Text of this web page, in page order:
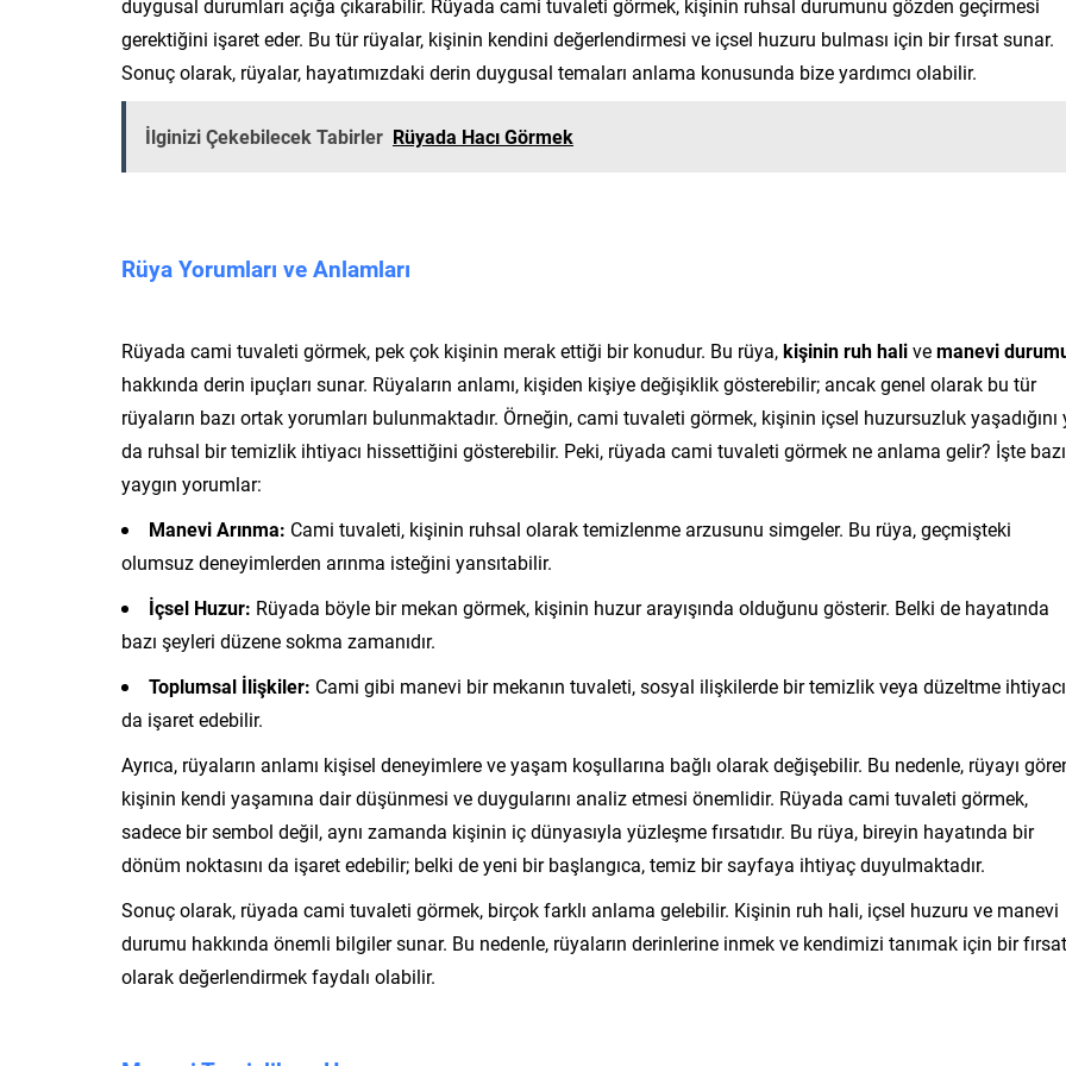
gerektiğini işaret eder. Bu tür rüyalar, kişinin kendini değerlendirmesi ve içsel huzuru bulması için bir fırsat sunar.
Sonuç olarak, rüyalar, hayatımızdaki derin duygusal temaları anlama konusunda bize yardımcı olabilir.
İlginizi Çekebilecek Tabirler Rüyada Hacı Görmek
Rüya Yorumları ve Anlamları
Rüyada cami tuvaleti görmek, pek çok kişinin merak ettiği bir konudur. Bu rüya,kişinin ruh halivemanevi
hakkında derin ipuçları sunar. Rüyaların anlamı, kişiden kişiye değişiklik gösterebilir; ancak genel olarak bu tür
rüyaların bazı ortak yorumları bulunmaktadır. Örneğin, cami tuvaleti görmek, kişinin içsel huzursuzluk yaşadığını
da ruhsal bir temizlik ihtiyacı hissettiğini gösterebilir. Peki, rüyada cami tuvaleti görmek ne anlama gelir? İşte bazı
yaygın yorumlar:
Manevi Arınma: Cami tuvaleti, kişinin ruhsal olarak temizlenme arzusunu simgeler. Bu rüya, geçmişteki
olumsuz deneyimlerden arınma isteğini yansıtabilir.
İçsel Huzur: Rüyada böyle bir mekan görmek, kişinin huzur arayışında olduğunu gösterir. Belki de hayatında
bazı şeyleri düzene sokma zamanıdır.
Toplumsal İlişkiler: Cami gibi manevi bir mekanın tuvaleti, sosyal ilişkilerde bir temizlik veya düzeltme
da işaret edebilir.
Ayrıca, rüyaların anlamı kişisel deneyimlere ve yaşam koşullarına bağlı olarak değişebilir. Bu nedenle, rüyayı
kişinin kendi yaşamına dair düşünmesi ve duygularını analiz etmesi önemlidir. Rüyada cami tuvaleti görmek,
sadece bir sembol değil, aynı zamanda kişinin iç dünyasıyla yüzleşme fırsatıdır. Bu rüya, bireyin hayatında bir
dönüm noktasını da işaret edebilir; belki de yeni bir başlangıca, temiz bir sayfaya ihtiyaç duyulmaktadır.
Sonuç olarak, rüyada cami tuvaleti görmek, birçok farklı anlama gelebilir. Kişinin ruh hali, içsel huzuru ve manevi
durumu hakkında önemli bilgiler sunar. Bu nedenle, rüyaların derinlerine inmek ve kendimizi tanımak için bir fırsat
olarak değerlendirmek faydalı olabilir.